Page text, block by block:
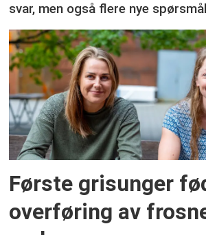
svar, men også flere nye
Første grisunger
overføring av